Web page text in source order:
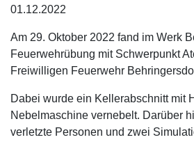
01.12.2022
Am 29. Oktober 2022 fand im Werk
Feuerwehrübung mit Schwerpunkt
Freiwilligen Feuerwehr
Dabei wurde ein Kellerabschnitt mit
Nebelmaschine vernebelt. Darüber
verletzte Personen und zwei